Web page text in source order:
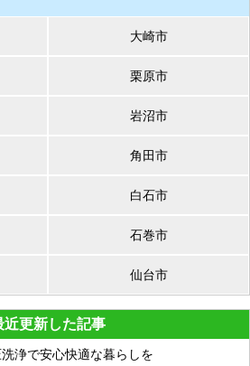
大崎市
栗原市
岩沼市
角田市
白石市
石巻市
仙台市
近更新した記事
浄で安心快適な暮らしを